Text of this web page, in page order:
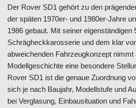
Der Rover SD1 gehört zu den
der späten 1970er- und 1980er-Jahre
1986 gebaut. Mit seiner eigenständigen
Schrägheckkarosserie und dem klar
abweichenden Fahrzeugkonzept
Modellgeschichte eine besondere
Rover SD1 ist die genaue Zuordnung
sich je nach Baujahr, Modellstufe und
bei Verglasung, Einbausituation und